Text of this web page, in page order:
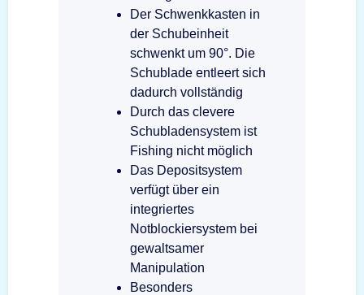
Der Schwenkkasten in
der Schubeinheit
schwenkt um 90°. Die
Schublade entleert sich
dadurch vollständig
Durch das clevere
Schubladensystem ist
Fishing nicht möglich
Das Depositsystem
verfügt über ein
integriertes
Notblockiersystem bei
gewaltsamer
Manipulation
Besonders